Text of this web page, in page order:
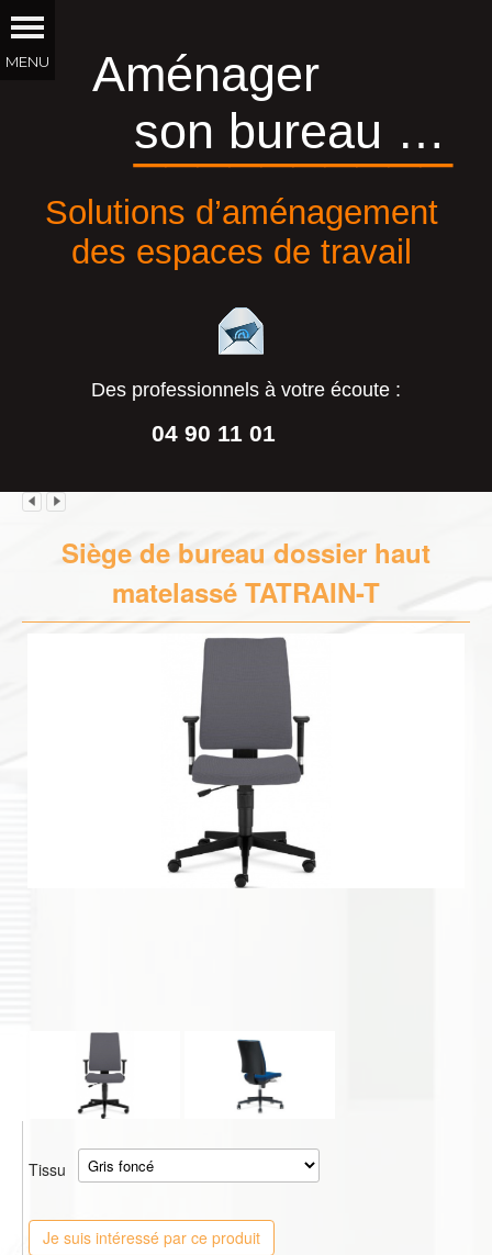
Aménager
son bureau …
Solutions d’aménagement
des espaces de travail
Des professionnels à votre écoute :
04 90 11 01
__________
Siège de bureau dossier haut
matelassé TATRAIN-T
Tissu
Je suis intéressé par ce produit